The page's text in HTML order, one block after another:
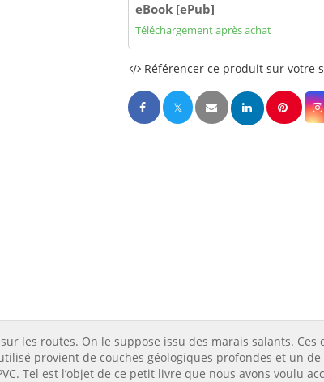
eBook [ePub]
Téléchargement après achat
Référencer ce produit sur votre
les routes. On le suppose issu des marais salants.
provient de couches géologiques profondes et un
Tel est l’objet de ce petit livre que nous avons voulu